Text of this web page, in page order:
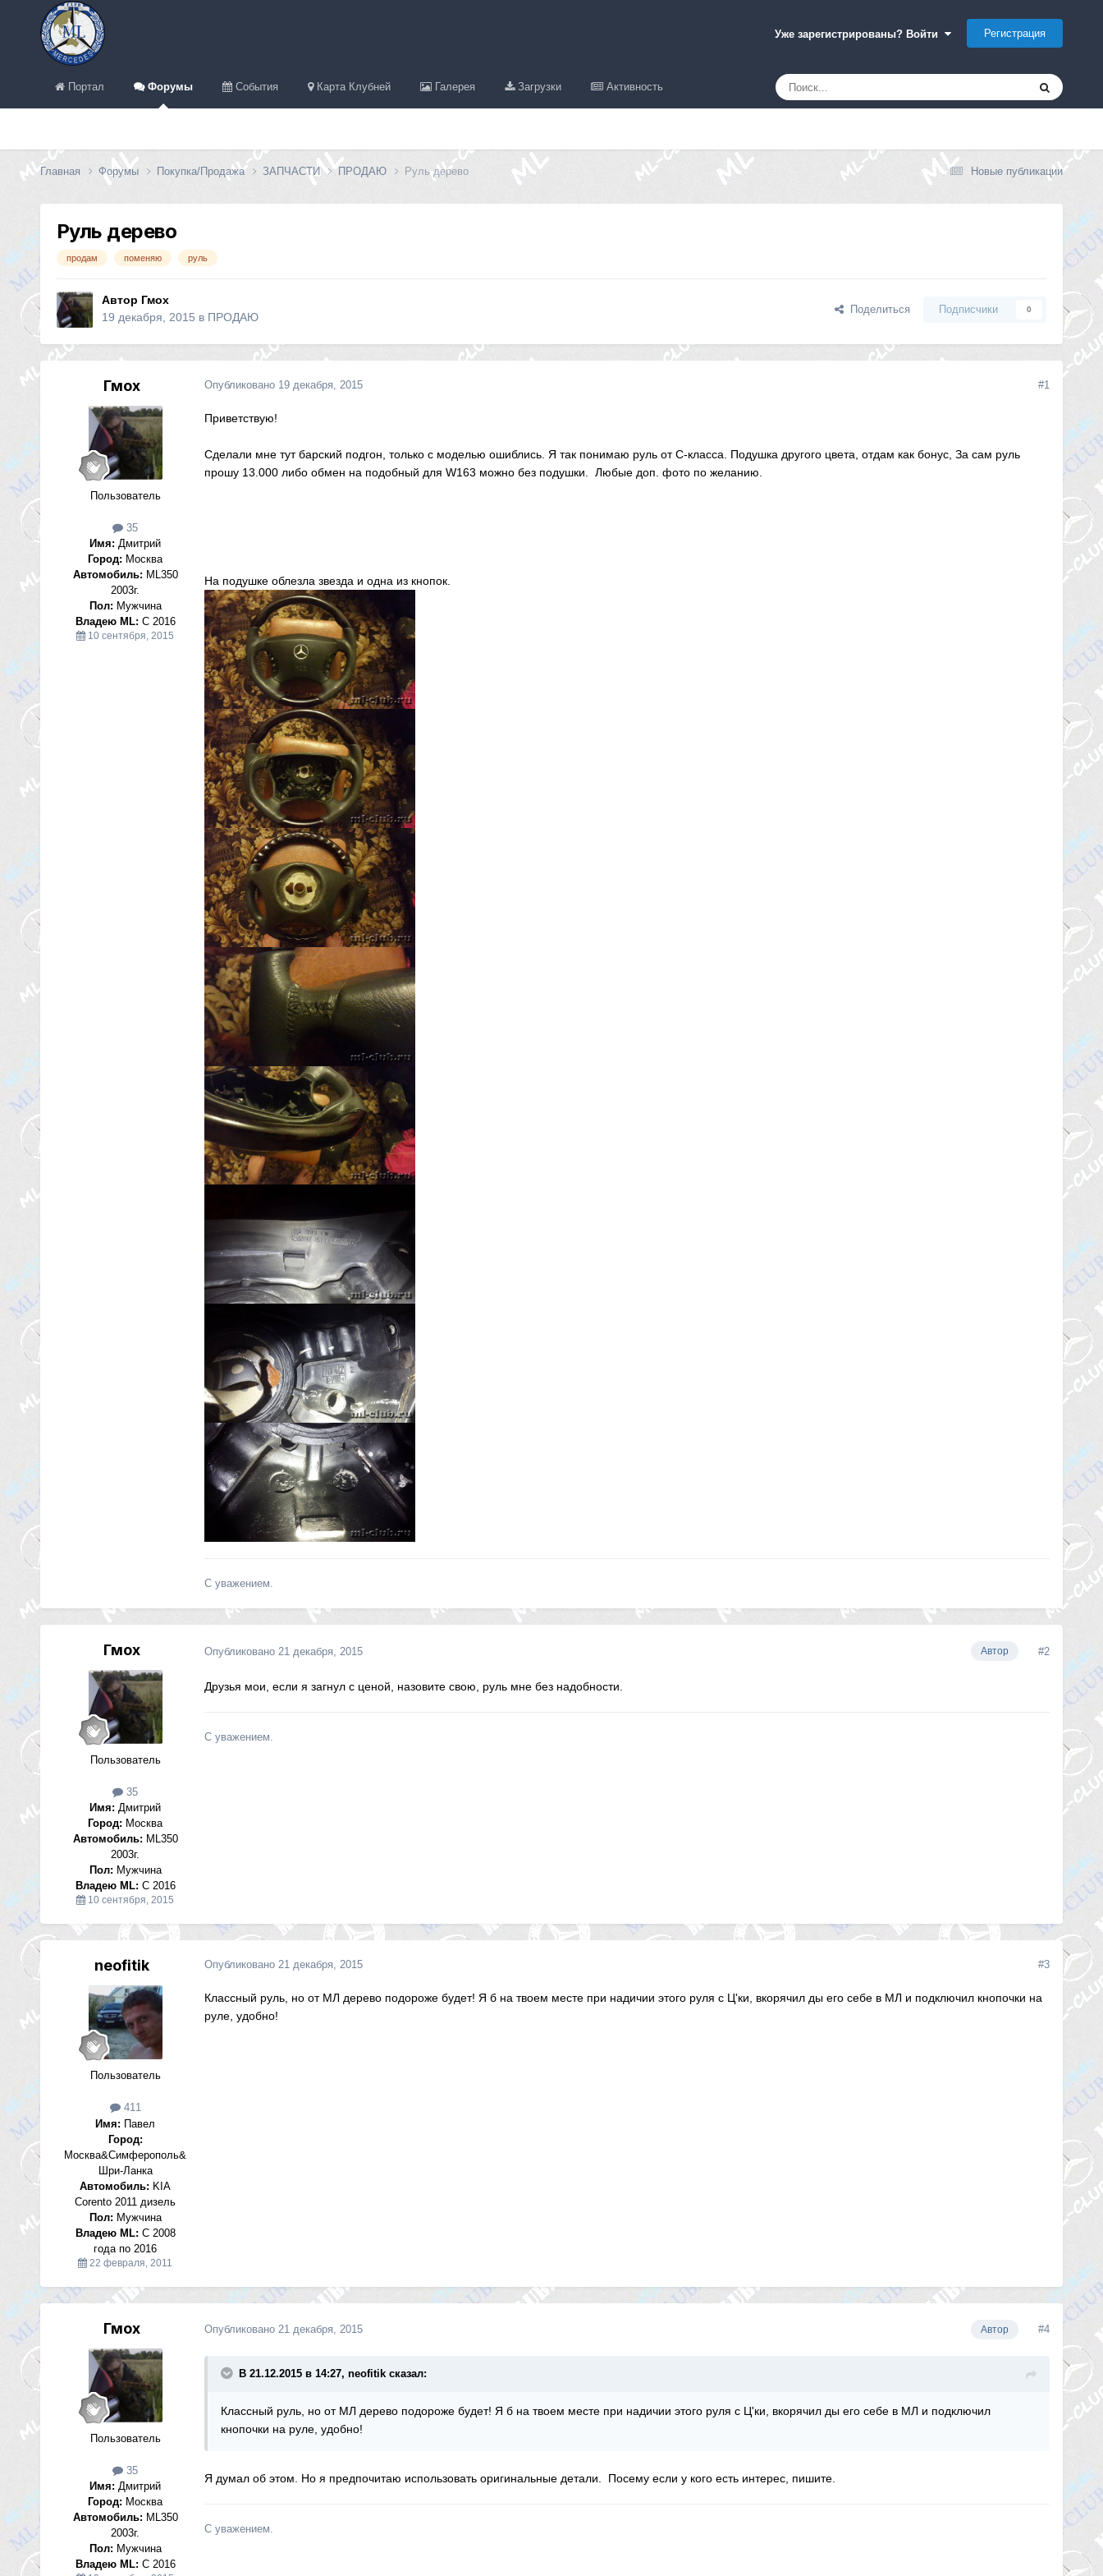
Уже зарегистрированы? Войти Регистрация
Портал Форумы События Карта Клубней Галерея Загрузки Активность
Новые публикации
Главная Форумы Покупка/Продажа ЗАПЧАСТИ ПРОДАЮ Руль дерево
Руль дерево
продам поменяю руль
Автор Гмох
19 декабря, 2015 в ПРОДАЮ
Поделиться Подписчики 0
Гмох
Пользователь
35
Имя: Дмитрий
Город: Москва
Автомобиль: ML350
2003г.
Пол: Мужчина
Владею ML: С 2016
10 сентября, 2015
#1
Опубликовано 19 декабря, 2015
Приветствую!
Сделали мне тут барский подгон, только с моделью ошиблись. Я так понимаю руль от С-класса. Подушка другого цвета, отдам как бонус, За сам руль
прошу 13.000 либо обмен на подобный для W163 можно без подушки. Любые доп. фото по желанию.
На подушке облезла звезда и одна из кнопок.
С уважением.
Гмох
Пользователь
35
Имя: Дмитрий
Город: Москва
Автомобиль: ML350
2003г.
Пол: Мужчина
Владею ML: С 2016
10 сентября, 2015
Автор #2
Опубликовано 21 декабря, 2015
Друзья мои, если я загнул с ценой, назовите свою, руль мне без надобности.
С уважением.
neofitik
Пользователь
411
Имя: Павел
Город:
Москва&Симферополь&
Шри-Ланка
Автомобиль: KIA
Corento 2011 дизель
Пол: Мужчина
Владею ML: С 2008
года по 2016
22 февраля, 2011
#3
Опубликовано 21 декабря, 2015
Классный руль, но от МЛ дерево подороже будет! Я б на твоем месте при надичии этого руля с Ц'ки, вкорячил ды его себе в МЛ и подключил кнопочки на
руле, удобно!
Гмох
Пользователь
35
Имя: Дмитрий
Город: Москва
Автомобиль: ML350
2003г.
Пол: Мужчина
Владею ML: С 2016
Автор #4
Опубликовано 21 декабря, 2015
В 21.12.2015 в 14:27, neofitik сказал:
Классный руль, но от МЛ дерево подороже будет! Я б на твоем месте при надичии этого руля с Ц'ки, вкорячил ды его себе в МЛ и подключил
кнопочки на руле, удобно!
Я думал об этом. Но я предпочитаю использовать оригинальные детали. Посему если у кого есть интерес, пишите.
С уважением.